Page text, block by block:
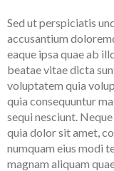
Sed ut perspiciatis
accusantium
eaque ipsa quae ab
beatae vitae dicta
voluptatem quia
quia consequuntur
sequi nesciunt.
quia dolor sit amet,
numquam eius modi
magnam aliquam